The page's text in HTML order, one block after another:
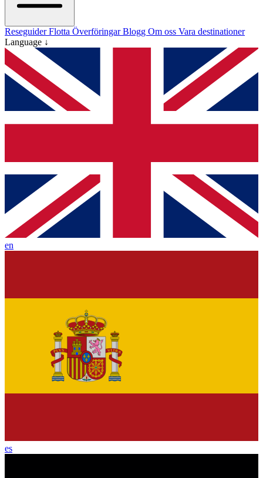
ReseguiderFlotta ÖverföringarBlogg Om oss Vara destinationer
Language ↓
en
es